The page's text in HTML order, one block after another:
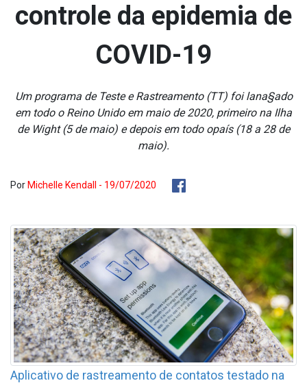
controle da epidemia de
COVID-19
Um programa de Teste e Rastreamento (TT) foi lana§ado
em todo o Reino Unido em maio de 2020, primeiro na Ilha
de Wight (5 de maio) e depois em todo opaís (18 a 28 de
maio).
Por Michelle Kendall - 19/07/2020
Aplicativo de rastreamento de contatos testado na